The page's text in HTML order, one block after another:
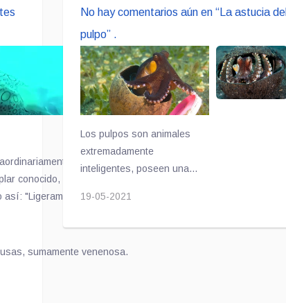
rara, ha sido filmada por primera
conocido, hallado en Kavieng, Papúa Nueva
"Ligeramente más grande que una pelota de
mayo de 1997 al noroeste de la costa de
sumamente venenosa.
No hay comentarios aún en “La astucia del
pulpo” .
Los pulpos son animales
extremadamente
inteligentes, poseen una
la ciencia y t
19-05-2021